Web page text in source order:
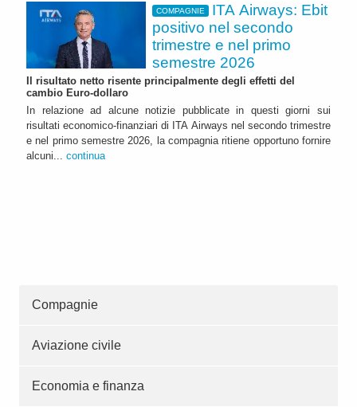
COMPAGNIE
ITA Airways: Ebit
positivo nel secondo
trimestre e nel primo
semestre 2026
Il risultato netto risente principalmente degli effetti del
cambio Euro-dollaro
In relazione ad alcune notizie pubblicate in questi giorni sui
risultati economico-finanziari di ITA Airways nel secondo trimestre
e nel primo semestre 2026, la compagnia ritiene opportuno fornire
alcuni... continua
Compagnie
Aviazione civile
Economia e finanza